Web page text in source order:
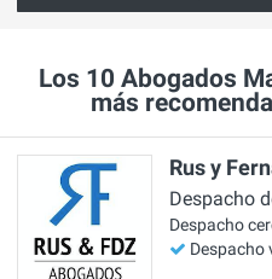
Los 10 Abogados
más
Rus y
Despacho
Despacho
Despacho